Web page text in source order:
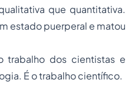
que quantitativa.
estado puerperal e matou
trabalho dos cientistas e
É o trabalho científico.